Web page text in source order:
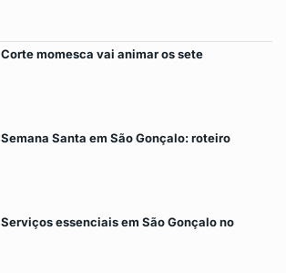
Corte momesca vai animar os sete
Semana Santa em São Gonçalo: roteiro
Serviços essenciais em São Gonçalo no